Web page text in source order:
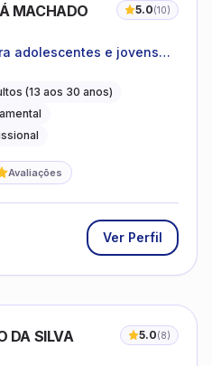
MACHADO 5.0(10)
adolescentes e jovens
e orientação
(13 aos 30 anos)
Avaliações
Ver Perfil
DA SILVA 5.0(8)